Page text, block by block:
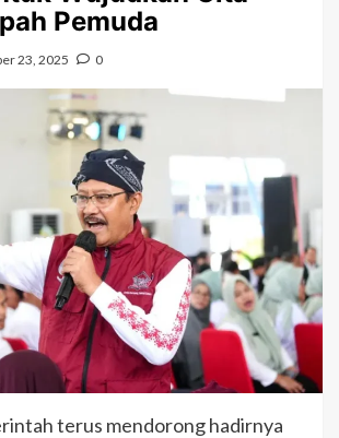
Pemuda
23, 2025 0
terus mendorong hadirnya